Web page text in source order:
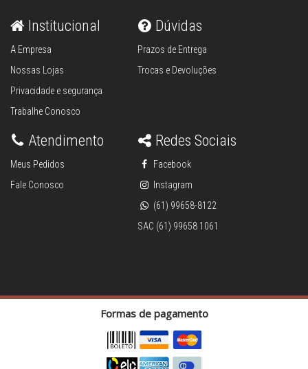
Institucional
A Empresa
Nossas Lojas
Privacidade e segurança
Trabalhe Conosco
Dúvidas
Prazos de Entrega
Trocas e Devoluções
Atendimento
Meus Pedidos
Fale Conosco
Redes Sociais
Facebook
Instagram
(61) 99658-8122
SAC (61) 99658 1061
Formas de pagamento